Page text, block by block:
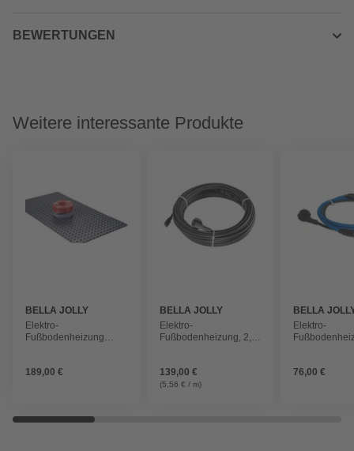
BEWERTUNGEN
Weitere interessante Produkte
BELLA JOLLY
Elektro-
Fußbodenheizung
189,00 €
BELLA JOLLY
Elektro-
Fußbodenheizung, 2,5
139,00 €
(5,56 € / m)
BELLA
Elektro-
76,00 €